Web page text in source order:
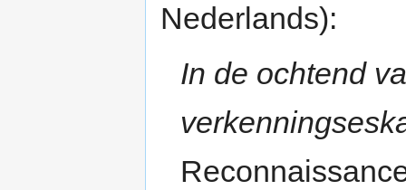
Nederlands):
In de ochtend